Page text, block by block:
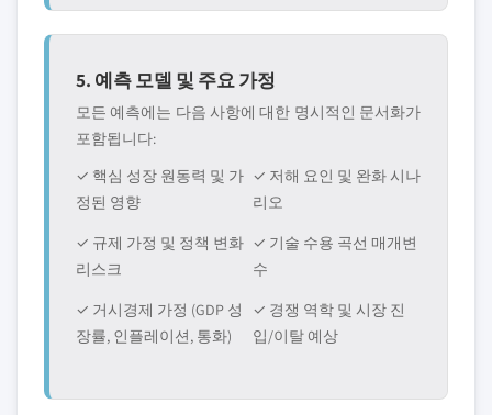
5. 예측 모델 및 주요 가정
모든 예측에는 다음 사항에 대한 명시적인 문서화가
포함됩니다:
✓ 핵심 성장 원동력 및 가
정된 영향
✓ 저해 요인 및 완화 시나
리오
✓ 규제 가정 및 정책 변화
리스크
✓ 기술 수용 곡선 매개변
수
✓ 거시경제 가정 (GDP 성
장률, 인플레이션, 통화)
✓ 경쟁 역학 및 시장 진
입/이탈 예상